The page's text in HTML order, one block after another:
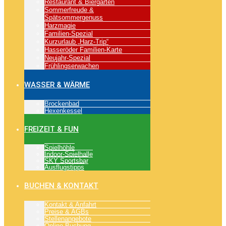
Restaurant & Biergarten
Sommerfreude &
Spätsommergenuss
Harzmagie
Familien-Spezial
Kurzurlaub „Harz-Trip“
Hasseröder Familien-Karte
Neujahr-Spezial
Frühlingserwachen
WASSER & WÄRME
Brockenbad
Hexenkessel
FREIZEIT & FUN
Spielhöhle
Indoor-Spielhalle
SKY Sportsbar
Ausflugstipps
BUCHEN & KONTAKT
Kontakt & Anfahrt
Preise & AGBs
Stellenangebote